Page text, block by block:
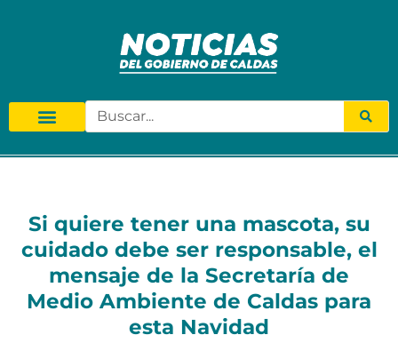
Si quiere tener una mascota, su
cuidado debe ser responsable, el
mensaje de la Secretaría de
Medio Ambiente de Caldas para
esta Navidad